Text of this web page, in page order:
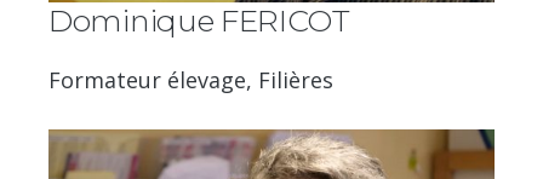
Dominique FERICOT
Formateur élevage, Filières